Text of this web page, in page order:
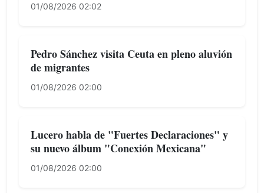
01/08/2026 02:02
Pedro Sánchez visita Ceuta en pleno aluvión
de migrantes
01/08/2026 02:00
Lucero habla de "Fuertes Declaraciones" y
su nuevo álbum "Conexión Mexicana"
01/08/2026 02:00